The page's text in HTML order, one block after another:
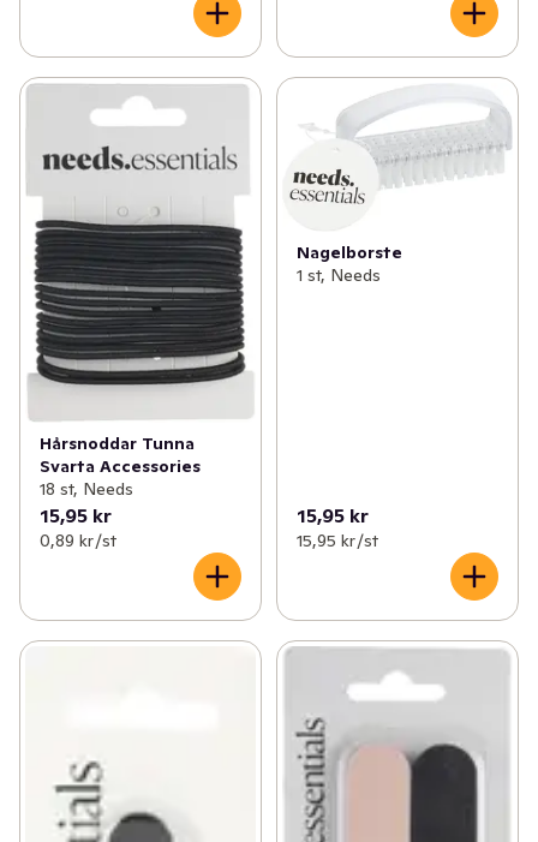
Hårsnoddar Tunna
Svarta Accessories
18 st, Needs
15,95 kr
0,89 kr /st
Nagelborste
1 st, Needs
15,95 kr
15,95 kr /st